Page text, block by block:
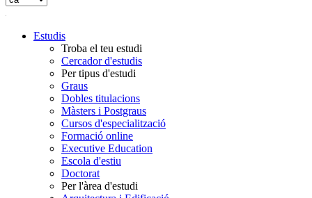
Estudis
Troba el teu estudi
Cercador d'estudis
Per tipus d'estudi
Graus
Dobles titulacions
Màsters i Postgraus
Cursos d'especialització
Formació online
Executive Education
Escola d'estiu
Doctorat
Per l'àrea d'estudi